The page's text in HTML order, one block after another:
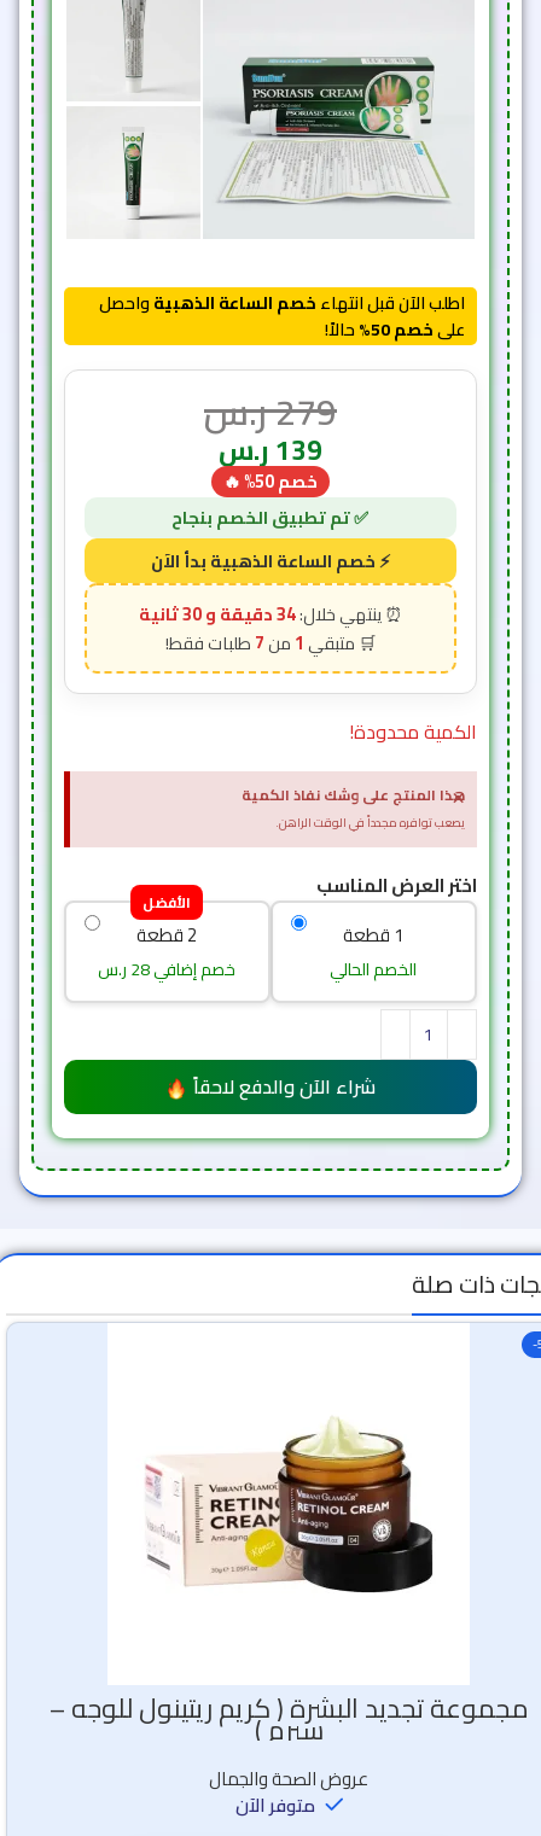
اطلب الآن قبل انتهاءخصم الساعة الذهبيةواحصل
علىخصم 50% حالاً!
279ر.س
139ر.س
خصم 50% 🔥
34 دقيقة و 28 ثانية
1
7
الكمية محدودة!
هذا المنتج على وشك نفاذ الكمية
يصعب توافره مجدداً في الوقت الراهن.
×
اختر العرض المناسب
1 قطعة
الخصم الحالي
الأفضل
2 قطعة
خصم إضافي 28 ر.س
شراء الآن والدفع لاحقاً
ذات صلة
-
مجموعة تجديد البشرة ( كريم ريتينول للوجه –
سيرم )
عروض الصحة والجمال
متوفر الآن